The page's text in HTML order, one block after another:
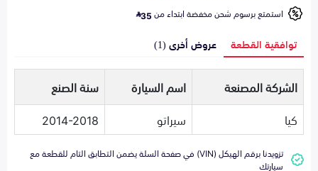
استمتع برسوم شحن مخفضة ابتداء من35
توافقية القطعة عروض أخرى (1)
الشركة المصنعة اسم السيارة
سنة الصنع
كيا
سيراتو 2014-2018
تزويدنا برقم الهيكل (VIN) في صفحة السلة يضمن التطابق التام للقطعة مع
سيارتك